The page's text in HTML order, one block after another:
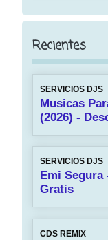
Recientes
SERVICIOS DJS
Musicas
(2026) -
SERVICIOS DJS
Emi Segura
Gratis
CDS REMIX